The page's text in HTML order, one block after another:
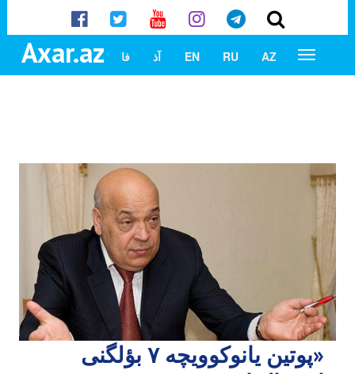
Axar.az AZ
RU
EN آذ فا
«پوتین یانوکوویچه ۷ بؤلگنی